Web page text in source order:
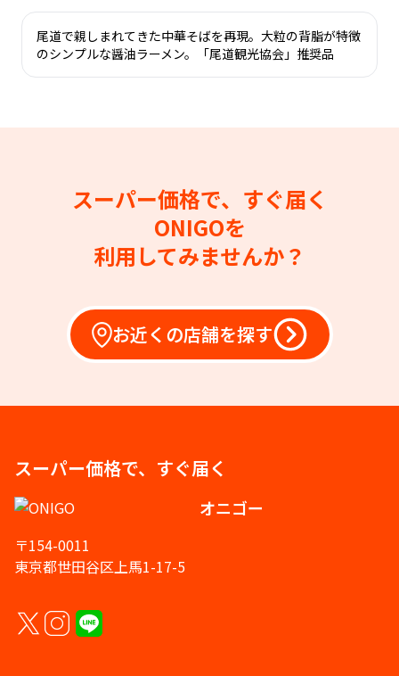
尾道で親しまれてきた中華そばを再現。大粒の背脂が特徴
のシンプルな醤油ラーメン。「尾道観光協会」推奨品
スーパー価格で、すぐ届く
ONIGOを
利用してみませんか？
お近くの店舗を探す
スーパー価格で、すぐ届く
オニゴー
〒154-0011
東京都世田谷区上馬1-17-5